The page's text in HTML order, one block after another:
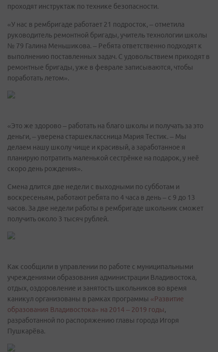
проходят инструктаж по технике безопасности.
«У нас в рембригаде работает 21 подросток, – отметила
руководитель ремонтной бригады, учитель технологии школы
№ 79 Галина Меньшикова. – Ребята ответственно подходят к
выполнению поставленных задач. С удовольствием приходят в
ремонтные бригады, уже в феврале записываются, чтобы
поработать летом».
«Это же здорово – работать на благо школы и получать за это
деньги, – уверена старшеклассница Мария Тестик. – Мы
делаем нашу школу чище и красивый, а заработанное я
планирую потратить маленькой сестрёнке на подарок, у неё
скоро день рождения».
Смена длится две недели с выходными по субботам и
воскресеньям, работают ребята по 4 часа в день – с 9 до 13
часов. За две недели работы в рембригаде школьник сможет
получить около 3 тысяч рублей.
Как сообщили в управлении по работе с муниципальными
учреждениями образования администрации Владивостока,
отдых, оздоровление и занятость школьников во время
каникул организованы в рамках программы «Развитие
образования Владивостока» на 2014 – 2019 годы,
разработанной по распоряжению главы города Игоря
Пушкарёва.